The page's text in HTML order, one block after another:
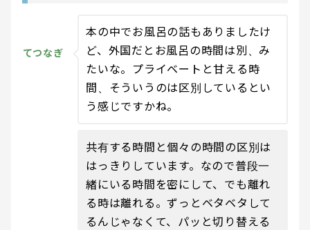
てつなぎ
本の中でお風呂の話もありましたけ
ど、外国だとお風呂の時間は別、み
たいな。プライベートと甘える時
間、そういうのは区別しているとい
う感じですかね。
共有する時間と個々の時間の区別は
はっきりしています。なので普段一
緒にいる時間を密にして、でも離れ
る時は離れる。ずっとベタベタして
るんじゃなくて、パッと切り替える